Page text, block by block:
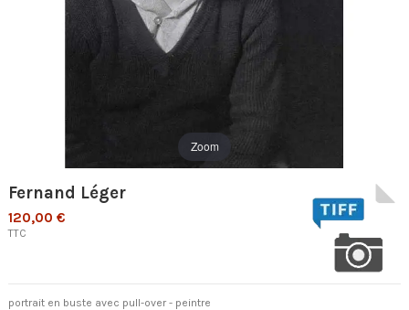
Zoom
Fernand Léger
120,00 €
TTC
portrait en buste avec pull-over - peintre